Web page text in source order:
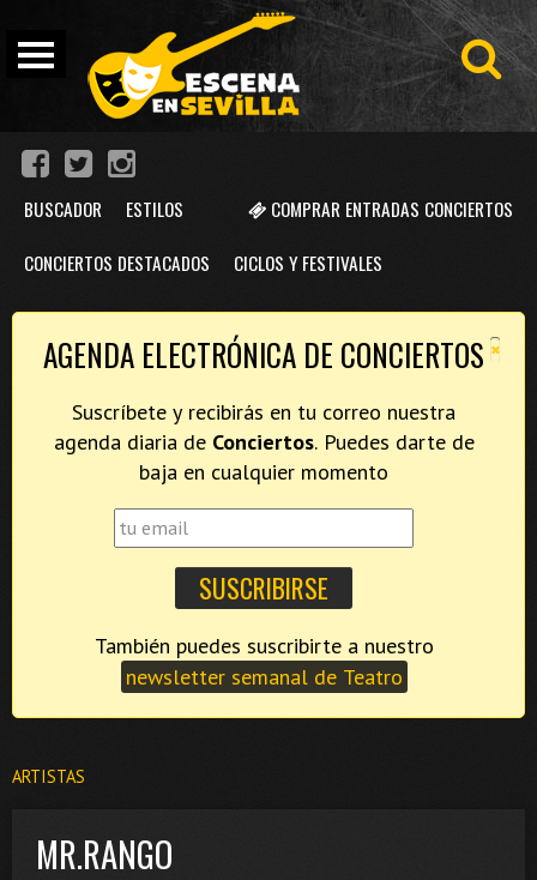
COMPRAR ENTRADAS CONCIERTOS
BUSCADOR ESTILOS
CONCIERTOS DESTACADOS CICLOS Y FESTIVALES
×
AGENDA ELECTRÓNICA DE CONCIERTOS
Suscríbete y recibirás en tu correo nuestra
agenda diaria de Conciertos. Puedes darte de
baja en cualquier momento
newsletter semanal de Teatro
ARTISTAS
MR.RANGO